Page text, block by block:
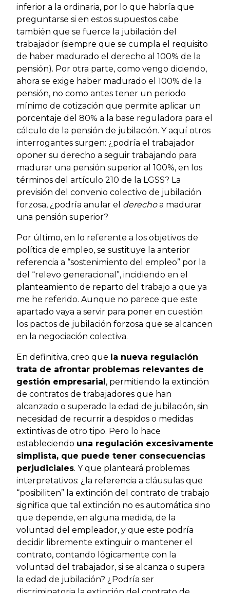
inferior a la ordinaria, por lo que habría que
preguntarse si en estos supuestos cabe
también que se fuerce la jubilación del
trabajador (siempre que se cumpla el requisito
de haber madurado el derecho al 100% de la
pensión). Por otra parte, como vengo diciendo,
ahora se exige haber madurado el 100% de la
pensión, no como antes tener un periodo
mínimo de cotización que permite aplicar un
porcentaje del 80% a la base reguladora para el
cálculo de la pensión de jubilación. Y aquí otros
interrogantes surgen: ¿podría el trabajador
oponer su derecho a seguir trabajando para
madurar una pensión superior al 100%, en los
términos del artículo 210 de la LGSS? La
previsión del convenio colectivo de jubilación
forzosa, ¿podría anular el derechoa madurar
una pensión superior?
Por último, en lo referente a los objetivos de
política de empleo, se sustituye la anterior
referencia a “sostenimiento del empleo” por la
del “relevo generacional”, incidiendo en el
planteamiento de reparto del trabajo a que ya
me he referido. Aunque no parece que este
apartado vaya a servir para poner en cuestión
los pactos de jubilación forzosa que se alcancen
en la negociación colectiva.
En definitiva, creo que la nueva regulación
trata de afrontar problemas relevantes de
gestión empresarial, permitiendo la extinción
de contratos de trabajadores que han
alcanzado o superado la edad de jubilación, sin
necesidad de recurrir a despidos o medidas
extintivas de otro tipo. Pero lo hace
estableciendo una regulación excesivamente
simplista, que puede tener consecuencias
perjudiciales. Y que planteará problemas
interpretativos: ¿la referencia a cláusulas que
“posibiliten” la extinción del contrato de trabajo
significa que tal extinción no es automática sino
que depende, en alguna medida, de la
voluntad del empleador, y que este podría
decidir libremente extinguir o mantener el
contrato, contando lógicamente con la
voluntad del trabajador, si se alcanza o supera
la edad de jubilación? ¿Podría ser